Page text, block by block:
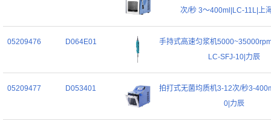
次/秒 3～400ml|LC-11L|上
05209476 D064E01
手持式高速匀浆机
LC-SFJ-10|力辰
05209477 D053401
拍打式无菌均质机3-12次/秒3-
0|力辰